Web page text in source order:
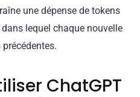
une dépense de tokens
lequel chaque nouvelle
ChatGPT